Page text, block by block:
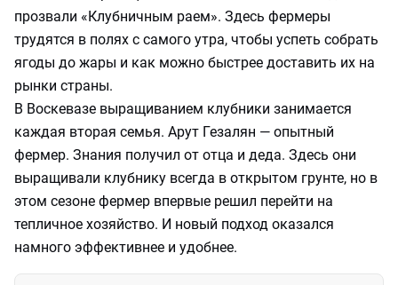
прозвали «Клубничным раем». Здесь фермеры
трудятся в полях с самого утра, чтобы успеть собрать
ягоды до жары и как можно быстрее доставить их на
рынки страны.
В Воскевазе выращиванием клубники занимается
каждая вторая семья. Арут Гезалян — опытный
фермер. Знания получил от отца и деда. Здесь они
выращивали клубнику всегда в открытом грунте, но в
этом сезоне фермер впервые решил перейти на
тепличное хозяйство. И новый подход оказался
намного эффективнее и удобнее.